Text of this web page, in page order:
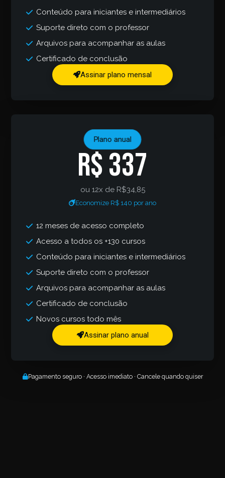
Conteúdo para iniciantes e intermediários
Suporte direto com o professor
Arquivos para acompanhar as aulas
Certificado de conclusão
Assinar plano mensal
Plano anual
R$ 337
ou 12x de R$34,85
Economize R$ 140 por ano
12 meses de acesso completo
Acesso a todos os +130 cursos
Conteúdo para iniciantes e intermediários
Suporte direto com o professor
Arquivos para acompanhar as aulas
Certificado de conclusão
Novos cursos todo mês
Assinar plano anual
Pagamento seguro · Acesso imediato · Cancele quando quiser